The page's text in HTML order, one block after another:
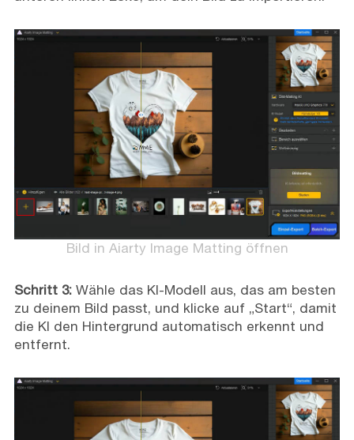
Bild in Aiarty Image Matting öffnen
Schritt 3:Wähle das KI-Modell aus, das am besten
zu deinem Bild passt, und klicke auf „Start“, damit
die KI den Hintergrund automatisch erkennt und
entfernt.